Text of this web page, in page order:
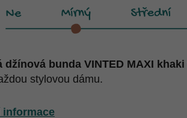
džínová bunda VINTED MAXI khaki
stylovou dámu.
informace